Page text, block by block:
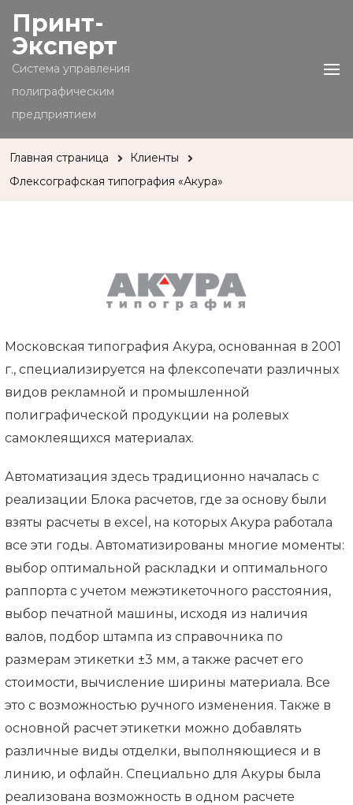
Принт-
Эксперт
Cистема управления
полиграфическим
предприятием
Главная страница
Клиенты
Флексографская типография «Акура»
Московская типография Акура, основанная в 2001
г., специализируется на флексопечати различных
видов рекламной и промышленной
полиграфической продукции на ролевых
самоклеящихся материалах.
Автоматизация здесь традиционно началась с
реализации Блока расчетов, где за основу были
взяты расчеты в excel, на которых Акура работала
все эти годы. Автоматизированы многие моменты:
выбор оптимальной раскладки и оптимального
раппорта с учетом межэтикеточного расстояния,
выбор печатной машины, исходя из наличия
валов, подбор штампа из справочника по
размерам этикетки ±3 мм, а также расчет его
стоимости, вычисление ширины материала. Все
это с возможностью ручного изменения. Также в
основной расчет этикетки можно добавлять
различные виды отделки, выполняющиеся и в
линию, и офлайн. Специально для Акуры была
реализована возможность в одном расчете